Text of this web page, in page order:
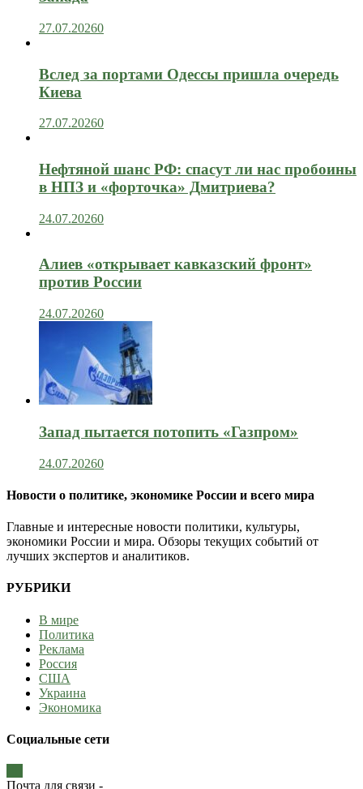
27.07.20260
Вслед за портами Одессы пришла очередь
Киева
27.07.20260
Нефтяной шанс РФ: спасут ли нас пробоины
в НПЗ и «форточка» Дмитриева?
24.07.20260
Алиев «открывает кавказский фронт»
против России
24.07.20260
Запад пытается потопить «Газпром»
24.07.20260
Новости о политике, экономике России и всего мира
Главные и интересные новости политики, культуры,
экономики России и мира. Обзоры текущих событий от
лучших экспертов и аналитиков.
РУБРИКИ
В мире
Политика
Реклама
Россия
США
Украина
Экономика
Социальные сети
Почта для связи -